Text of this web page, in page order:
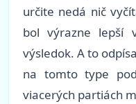
určite nedá nič
bol výrazne lepší
výsledok. A to
na tomto type
viacerých partiách